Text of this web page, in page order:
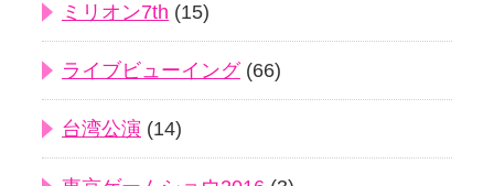
ミリオン7th (15)
ライブビューイング(66)
台湾公演 (14)